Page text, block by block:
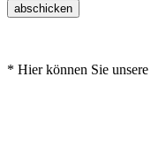
abschicken
* Hier können Sie unsere